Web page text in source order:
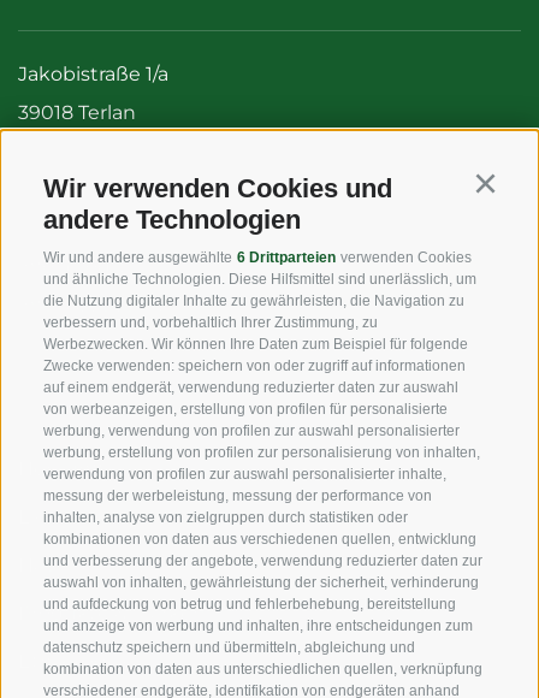
Wir verwenden Cookies und
andere Technologien
Wir und andere ausgewählte 6 Drittparteien verwenden Cookies
und ähnliche Technologien. Diese Hilfsmittel sind unerlässlich, um
die Nutzung digitaler Inhalte zu gewährleisten, die Navigation zu
verbessern und, vorbehaltlich Ihrer Zustimmung, zu
Werbezwecken. Wir können Ihre Daten zum Beispiel für folgende
Zwecke verwenden: speichern von oder zugriff auf informationen
auf einem endgerät, verwendung reduzierter daten zur auswahl
von werbeanzeigen, erstellung von profilen für personalisierte
werbung, verwendung von profilen zur auswahl personalisierter
werbung, erstellung von profilen zur personalisierung von inhalten,
verwendung von profilen zur auswahl personalisierter inhalte,
messung der werbeleistung, messung der performance von
inhalten, analyse von zielgruppen durch statistiken oder
kombinationen von daten aus verschiedenen quellen, entwicklung
und verbesserung der angebote, verwendung reduzierter daten zur
auswahl von inhalten, gewährleistung der sicherheit, verhinderung
und aufdeckung von betrug und fehlerbehebung, bereitstellung
und anzeige von werbung und inhalten, ihre entscheidungen zum
datenschutz speichern und übermitteln, abgleichung und
kombination von daten aus unterschiedlichen quellen, verknüpfung
verschiedener endgeräte, identifikation von endgeräten anhand
Jakobistraße 1/a
39018 Terlan
Tel:+39 0471 256 700
Fax: +39 0471 256 699
info@vog.it
info@pec.vog.it
NÜTZLICHE LINKS
Herkunft
Expertise
Nachhaltigkeit
Produkte & Marken
Ethikkodex